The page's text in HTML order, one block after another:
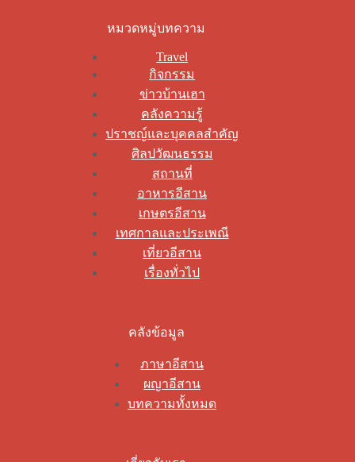
หมวดหมู่บทความ
Travel
กิจกรรม
ข่าวบ้านเฮา
คลังความรู้
ปราชญ์และบุคคลสำคัญ
ศิลปวัฒนธรรม
สถานที่
อาหารอีสาน
เกษตรอีสาน
เทศกาลและประเพณี
เที่ยวอีสาน
เรื่องทั่วไป
คลังข้อมูล
ภาษาอีสาน
ผญาอีสาน
บทความทั้งหมด